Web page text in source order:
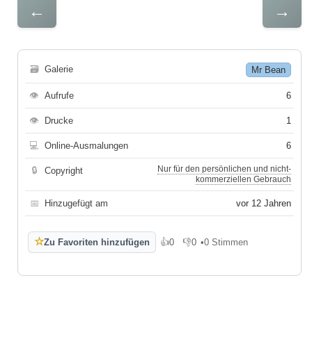
← →
🗃 Galerie Mr Bean
👁 Aufrufe 6
👁 Drucke 1
💻 Online-Ausmalungen 6
🔒 Copyright
Nur für den persönlichen und nicht-
kommerziellen Gebrauch
📅 Hinzugefügt am vor 12 Jahren
☆Zu Favoriten hinzufügen 👍0
Gefällt mir
👎0
Gefällt mir nicht
•0 Stimmen